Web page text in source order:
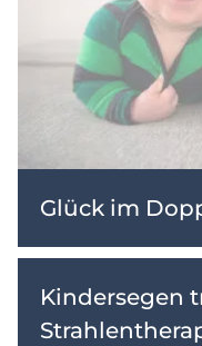
Glück im
Kindersegen